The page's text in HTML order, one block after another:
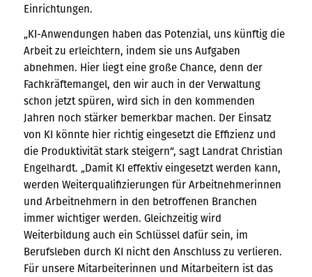
Einrichtungen.
„KI-Anwendungen haben das Potenzial, uns künftig die
Arbeit zu erleichtern, indem sie uns Aufgaben
abnehmen. Hier liegt eine große Chance, denn der
Fachkräftemangel, den wir auch in der Verwaltung
schon jetzt spüren, wird sich in den kommenden
Jahren noch stärker bemerkbar machen. Der Einsatz
von KI könnte hier richtig eingesetzt die Effizienz und
die Produktivität stark steigern“, sagt Landrat Christian
Engelhardt. „Damit KI effektiv eingesetzt werden kann,
werden Weiterqualifizierungen für Arbeitnehmerinnen
und Arbeitnehmern in den betroffenen Branchen
immer wichtiger werden. Gleichzeitig wird
Weiterbildung auch ein Schlüssel dafür sein, im
Berufsleben durch KI nicht den Anschluss zu verlieren.
Für unsere Mitarbeiterinnen und Mitarbeitern ist das